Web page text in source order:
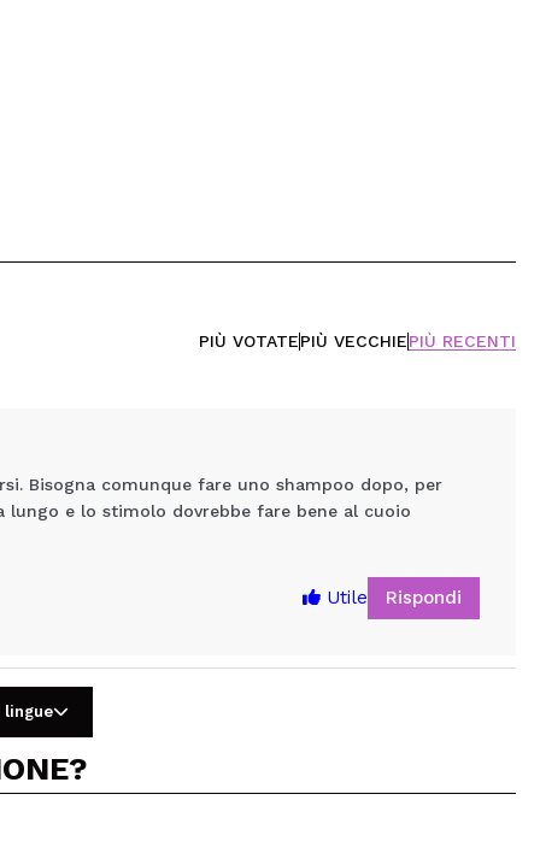
PIÙ VOTATEPIÙ VECCHIEPIÙ RECENTI
Bisogna comunque fare uno shampoo dopo, per
e lo stimolo dovrebbe fare bene al cuoio
Utile Rispondi
lingue